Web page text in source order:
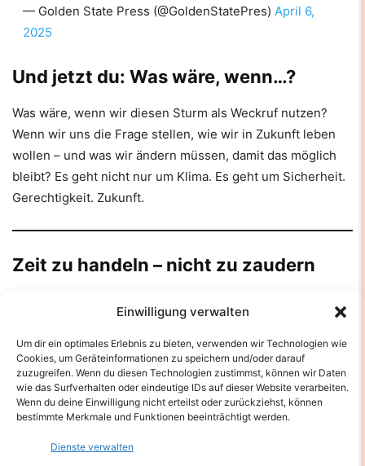
Einwilligung verwalten
Um dir ein optimales Erlebnis zu bieten, verwenden wir Technologien wie
Cookies, um Geräteinformationen zu speichern und/oder darauf
zuzugreifen. Wenn du diesen Technologien zustimmst, können wir Daten
wie das Surfverhalten oder eindeutige IDs auf dieser Website verarbeiten.
Wenn du deine Einwilligung nicht erteilst oder zurückziehst, können
bestimmte Merkmale und Funktionen beeinträchtigt werden.
Dienste verwalten
— Golden State Press (@GoldenStatePres) April 6,
2025
Und jetzt du: Was wäre, wenn…?
Was wäre, wenn wir diesen Sturm als Weckruf nutzen?
Wenn wir uns die Frage stellen, wie wir in Zukunft leben
wollen – und was wir ändern müssen, damit das möglich
bleibt? Es geht nicht nur um Klima. Es geht um Sicherheit.
Gerechtigkeit. Zukunft.
Zeit zu handeln – nicht zu zaudern
Moment. Sie sind Teil eines größeren Bildes. Die Antwort
darauf muss groß gedacht werden – mutig, schnell und
gerecht. Denn das nächste Tiefdruckgebiet wartet nicht,
bis wir bereit sind.